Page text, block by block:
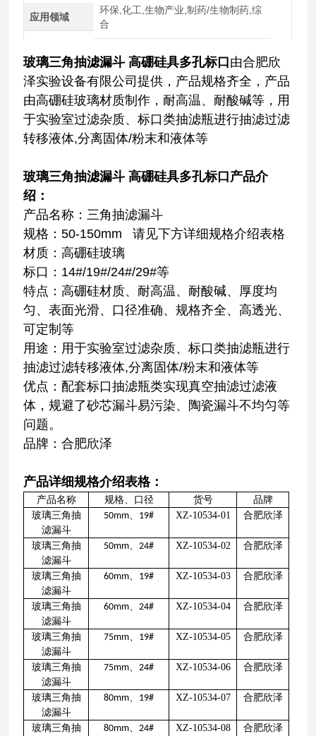
应用领域
环保,化工,生物产业,制药/生物制药,综
合
玻璃三角抽滤漏斗 高硼硅具多孔标口由合肥欣
泽实验设备有限公司提供，产品规格齐全，产品
由高硼硅玻璃材质制作，耐高温、耐酸碱等，用
于实验室过滤杂质、标口类抽滤瓶进行抽滤过滤
转移液体,分离固体/粉末和液体等
玻璃三角抽滤漏斗 高硼硅具多孔标口产品介
绍：
产品名称：三角抽滤漏斗
规格：50-150mm 请见下方详细规格介绍表格
材质：高硼硅玻璃
标口：14#/19#/24#/29#等
特点：高硼硅材质、耐高温、耐酸碱、厚度均
匀、表面光滑、口径准确、规格齐全、高透光、
可定制等
用途：用于实验室过滤杂质、标口类抽滤瓶进行
抽滤过滤转移液体,分离固体/粉末和液体等
优点：配套标口抽滤瓶类实现真空抽滤过滤液
体，规避了砂芯漏斗易污染、陶瓷漏斗不均匀等
问题。
品牌：合肥欣泽
产品详细规格介绍表格：
产品名称 规格、口径 货号
品牌
玻璃三角抽
滤漏斗
50mm 19# XZ-10534-01 合肥欣泽
玻璃三角抽
滤漏斗
50mm 24# XZ-10534-02 合肥欣泽
玻璃三角抽
滤漏斗
60mm 19# XZ-10534-03 合肥欣泽
玻璃三角抽
滤漏斗
60mm 24# XZ-10534-04 合肥欣泽
玻璃三角抽
滤漏斗
75mm 19# XZ-10534-05 合肥欣泽
玻璃三角抽
滤漏斗
75mm 24# XZ-10534-06 合肥欣泽
玻璃三角抽
滤漏斗
80mm 19# XZ-10534-07 合肥欣泽
玻璃三角抽
80mm 24# XZ-10534-08 合肥欣泽